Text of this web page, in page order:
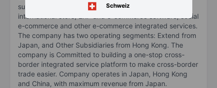
Schweiz
supply chain, digital marketing, e-commerce training,
international store, ERP and e-commerce software, social
e-commerce and other e-commerce integrated services.
The company has two operating segments: Extend from
Japan, and Other Subsidiaries from Hong Kong. The
company is Committed to building a one-stop cross-
border integrated service platform to make cross-border
trade easier. Company operates in Japan, Hong Kong
and China, with maximum revenue from Japan.